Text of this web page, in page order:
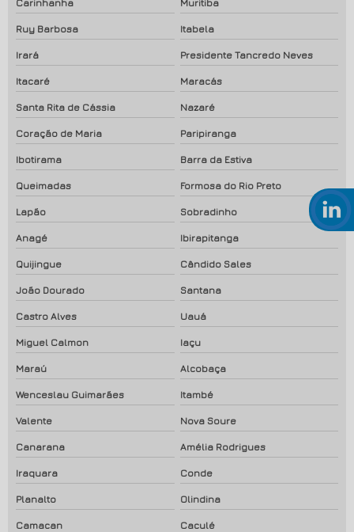
Carinhanha Muritiba
Ruy Barbosa Itabela
Irará Presidente Tancredo Neves
Itacaré Maracás
Santa Rita de Cássia Nazaré
Coração de Maria Paripiranga
Ibotirama Barra da Estiva
Queimadas Formosa do Rio Preto
Lapão Sobradinho
Anagé Ibirapitanga
Quijingue Cândido Sales
João Dourado Santana
Castro Alves Uauá
Miguel Calmon Iaçu
Maraú Alcobaça
Wenceslau Guimarães Itambé
Valente Nova Soure
Canarana Amélia Rodrigues
Iraquara Conde
Planalto Olindina
Camacan Caculé